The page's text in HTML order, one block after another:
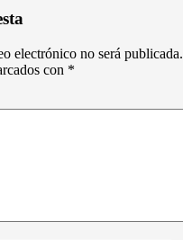
electrónico no será publicada.
con *